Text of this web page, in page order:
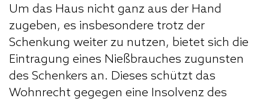
Um das Haus nicht ganz aus der Hand
zugeben, es insbesondere trotz der
Schenkung weiter zu nutzen, bietet sich die
Eintragung eines Nießbrauches zugunsten
des Schenkers an. Dieses schützt das
Wohnrecht gegegen eine Insolvenz des